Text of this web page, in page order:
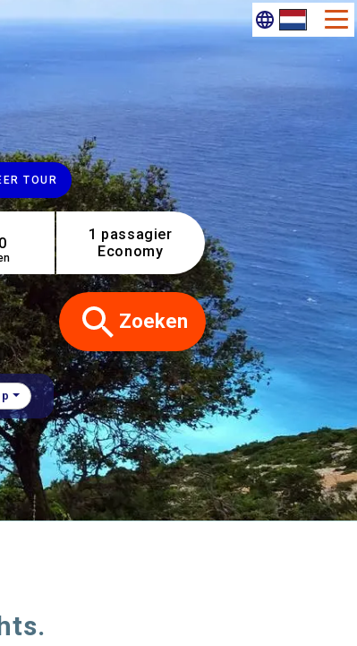
TOUR
1 passagier
Economy
Zoeken